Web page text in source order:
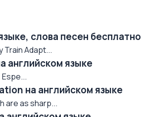
слова песен бесплатно
Train Adapt...
английском языке
на английском языке
are as sharp...